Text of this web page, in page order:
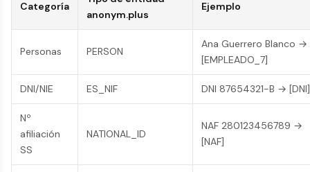
Categoría
anonym.plus
Ejemplo
Personas PERSON
Ana Guerrero Blanco →
[EMPLEADO_7]
DNI/NIE ES_NIF DNI 87654321-B → [DNI]
Nº
afiliación
SS
NATIONAL_ID
NAF 280123456789 →
[NAF]